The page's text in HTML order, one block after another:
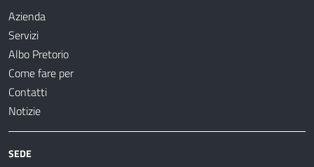
Azienda
Servizi
Albo Pretorio
Come fare per
Contatti
Notizie
SEDE